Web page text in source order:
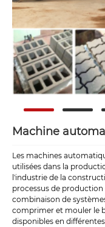
Machine
Les machines
utilisées dans la
l'industrie de la
processus de
combinaison de
comprimer et mouler le
disponibles en